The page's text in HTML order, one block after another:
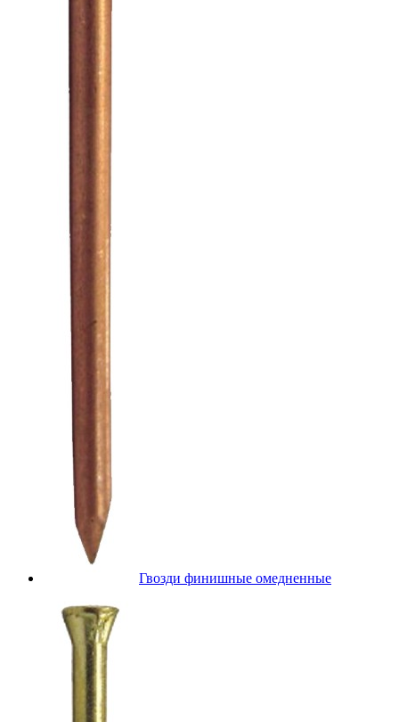
Гвозди финишные омедненные